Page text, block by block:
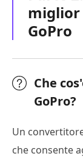
miglior
GoPro
Che
GoPro?
Un
che consente